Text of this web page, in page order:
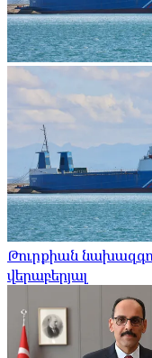
Թուրքիան
վերաբերյալ